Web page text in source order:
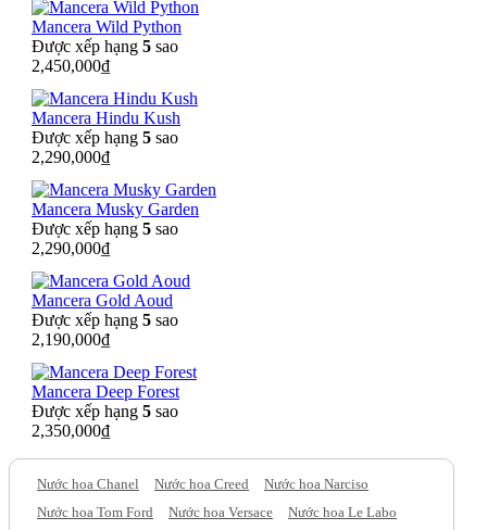
Mancera Wild Python
Được xếp hạng 5 sao
2,450,000₫
Mancera Hindu Kush
Được xếp hạng 5 sao
2,290,000₫
Mancera Musky Garden
Được xếp hạng 5 sao
2,290,000₫
Mancera Gold Aoud
Được xếp hạng 5 sao
2,190,000₫
Mancera Deep Forest
Được xếp hạng 5 sao
2,350,000₫
Nước hoa Chanel Nước hoa Creed
Nước hoa Narciso
Nước hoa Tom Ford
Nước hoa Versace
Nước hoa Le Labo